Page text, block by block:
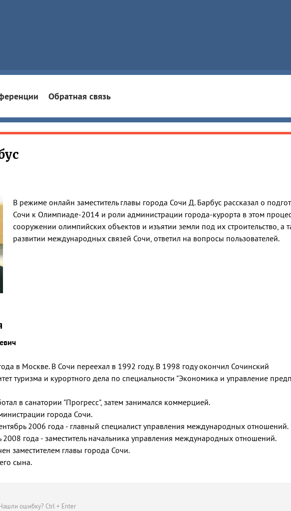
Обратная связь
В режиме онлайн заместитель главы города Сочи Д. Барбус рассказал о
Сочи к Олимпиаде-2014 и роли администрации города-курорта в этом
сооружении олимпийских объектов и изъятии земли под их строительство, а
развитии международных связей Сочи, ответил на вопросы пользователей.
в Москве. В Сочи переехал в 1992 году. В 1998 году окончил Сочинский
туризма и курортного дела по специальности "Экономика и управление
в санатории "Прогресс", затем занимался коммерцией.
города Сочи.
2006 года - главный специалист управления международных отношений.
2008 года - заместитель начальника управления международных отношений.
заместителем главы города Сочи.
сына.
ошибку? Ctrl + Enter